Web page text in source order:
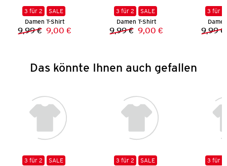
3 für 2
SALE
Damen T-Shirt
Vorheriger Preis:
9,99 € Neuer Preis:
9,00 €
3 für 2
SALE
Damen T-Shirt
Vorheriger Preis:
9,99 € Neuer Preis:
9,00 €
3 für 2
9,99 €
Das könnte Ihnen auch gefallen
3 für 2
SALE
3 für 2
SALE
3 für 2